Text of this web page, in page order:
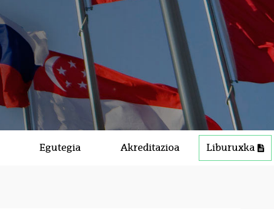
Egutegia Akreditazioa Liburuxka